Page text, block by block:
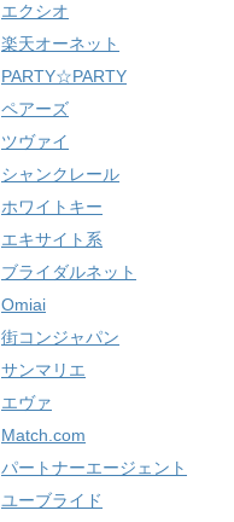
エクシオ
楽天オーネット
PARTY☆PARTY
ペアーズ
ツヴァイ
シャンクレール
ホワイトキー
エキサイト系
ブライダルネット
Omiai
街コンジャパン
サンマリエ
エヴァ
Match.com
パートナーエージェント
ユーブライド